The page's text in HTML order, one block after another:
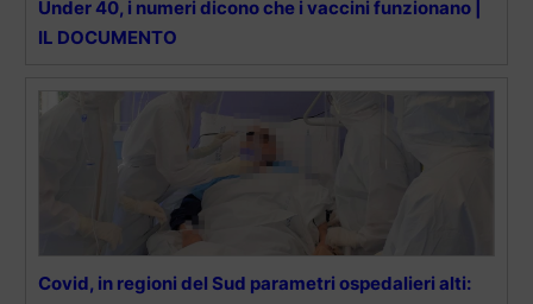
Under 40, i numeri dicono che i vaccini funzionano |
IL DOCUMENTO
Covid, in regioni del Sud parametri ospedalieri alti: